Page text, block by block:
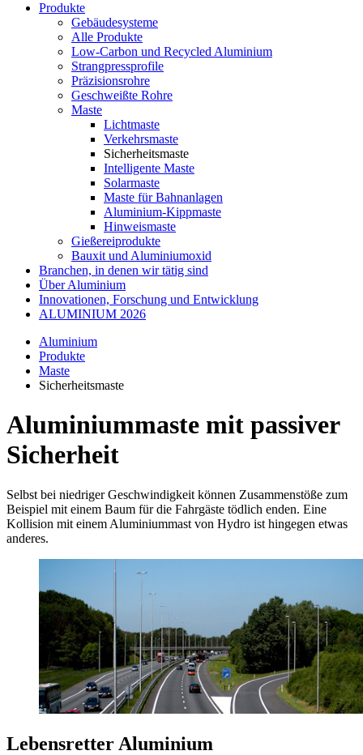
Produkte
Gebäudesysteme
Alle Produkte
Low-Carbon und Recycled Aluminium
Strangpressprofile
Präzisionsrohre
Geschweißte Rohre
Maste
Lichtmaste
Verkehrsmaste
Sicherheitsmaste
Intelligente Maste
Solarmaste
Maste für Bahnanlagen
Aluminium-Kippmaste
Hinweismaste
Gießereiprodukte
Bauxit und Aluminiumoxid
Branchen, in denen wir tätig sind
Über Aluminium
Innovationen, Forschung und Entwicklung
ALUMINIUM 2026
Aluminium
Produkte
Maste
Sicherheitsmaste
Aluminiummaste mit passiver
Sicherheit
Selbst bei niedriger Geschwindigkeit können Zusammenstöße zum
Beispiel mit einem Baum für die Fahrgäste tödlich enden. Eine
Kollision mit einem Aluminiummast von Hydro ist hingegen etwas
anderes.
Lebensretter Aluminium